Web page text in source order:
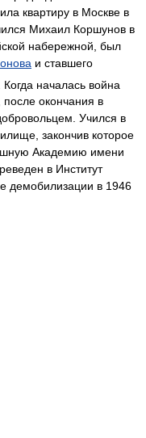
квартиру в Москве в
Михаил Коршунов в
набережной, был
и ставшего
. Когда началась война
окончания в
Учился в
закончив которое
Академию имени
в Институт
демобилизации в 1946